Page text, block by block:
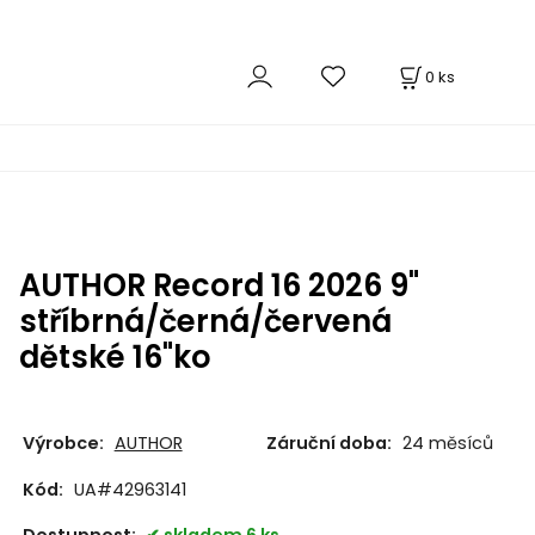
0 ks
AUTHOR Record 16 2026 9"
stříbrná/černá/červená
dětské 16"ko
Výrobce: AUTHOR Záruční doba: 24 měsíců
Kód: UA#42963141